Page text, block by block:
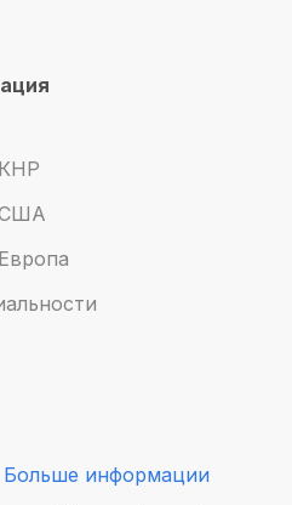
США
Больше информации